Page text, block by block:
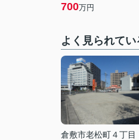
700万円
よく見られてい
倉敷市老松町４丁目